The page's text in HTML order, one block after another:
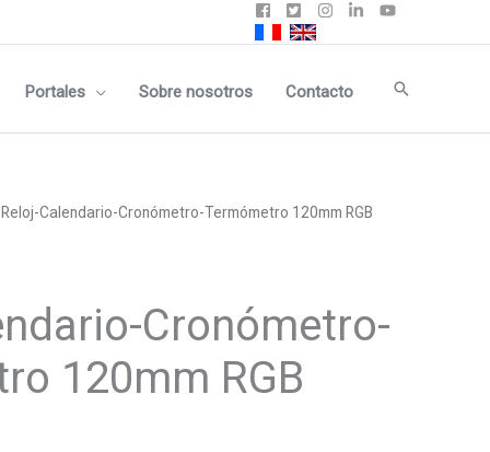
Portales Sobre nosotros Contacto Buscar
Calendario-Cronómetro-Termómetro 120mm RGB
Cronómetro-
120mm RGB